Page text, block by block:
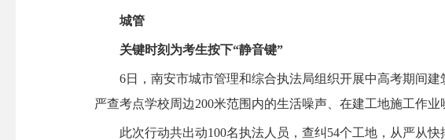
城管
关键时刻为考生按下“静音键”
6日，南安市城市管理和综合执法局组织开展中高考期间建
严查考点学校周边200米范围内的生活噪声、在建工地施工作业
此次行动共出动100名执法人员，查纠54个工地，从严从快